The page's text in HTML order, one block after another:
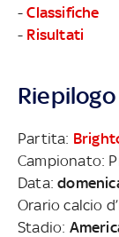
-Classifiche
- Risultati
Partita:
Campionato:
Data:
Orario calcio
Stadio: